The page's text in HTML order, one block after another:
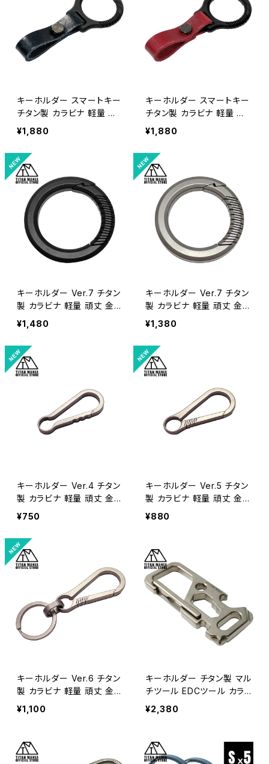
キーホルダー スマートキー
チタン製 カラビナ 軽量 頑
丈 金具 リング パーツ 小型
一体型 メンズ おしゃれ キャ
ンプ アウトドア 収納袋付き
（ブラック/革ベルト：ネイビ
ー）
¥1,880
キーホルダー スマートキー
チタン製 カラビナ 軽量 頑
丈 金具 リング パーツ 小型
一体型 メンズ おしゃれ キャ
ンプ アウトドア 収納袋付き
（ブラック/革ベルト：レッド）
¥1,880
キーホルダー Ver.7 チタン
製 カラビナ 軽量 頑丈 金具
リング パーツ 小型 一体型
メンズ おしゃれ キャンプ ア
ウトドア 収納袋付き （ブラッ
ク）
¥1,480
キーホルダー Ver.7 チタン
製 カラビナ 軽量 頑丈 金具
リング パーツ 小型 一体型
メンズ おしゃれ キャンプ ア
ウトドア 収納袋付き （シル
バー）
¥1,380
キーホルダー Ver.4 チタン
製 カラビナ 軽量 頑丈 金具
リング パーツ 小型 一体型
ウトドア 収納袋付き
¥750
キーホルダー Ver.5 チタン
製 カラビナ 軽量 頑丈 金具
リング パーツ 小型 一体型
¥880
キーホルダー Ver.6 チタン
製 カラビナ 軽量 頑丈 金具
リング パーツ 小型 一体型
メンズ おしゃれ キャンプ ア
納袋付き
¥1,100
キーホルダー チタン製 マル
チツール EDCツール カラ
ビナ キーリング付き 軽量
頑丈 錆びない 栓抜き ドラ
トラベルキット アウトドア
キャンプ用品
¥2,380